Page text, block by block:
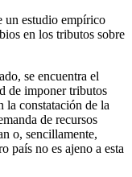
un estudio empírico
en los tributos sobre
se encuentra el
de imponer tributos
la constatación de la
de recursos
o, sencillamente,
país no es ajeno a esta